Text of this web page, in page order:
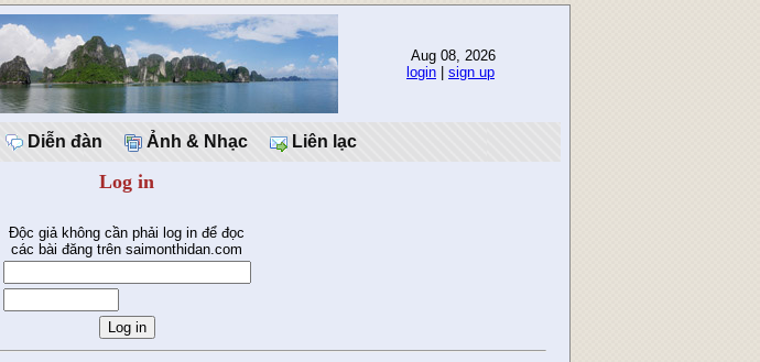
Aug 08, 2026
login
sign up
Diễn đàn Ảnh & Nhạc Liên lạc
Log in
Độc giả không cần phải log in để đọc
các bài đăng trên saimonthidan.com